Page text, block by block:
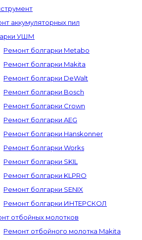
аккумуляторных пил
УШМ
Ремонт болгарки Metabo
Ремонт болгарки Makita
Ремонт болгарки DeWalt
Ремонт болгарки Bosch
Ремонт болгарки Crown
Ремонт болгарки AEG
Ремонт болгарки Hanskonner
Ремонт болгарки Works
Ремонт болгарки SKIL
Ремонт болгарки KLPRO
Ремонт болгарки SENIX
Ремонт болгарки ИНТЕРСКОЛ
отбойных молотков
Ремонт отбойного молотка Makita